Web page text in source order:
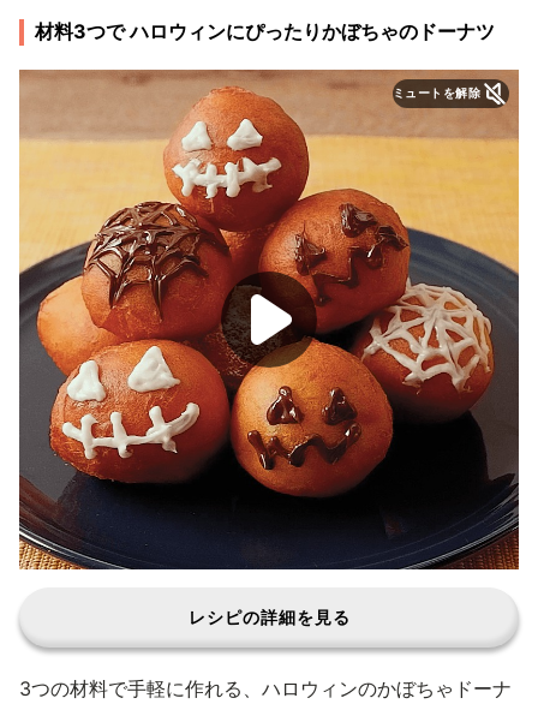
材料3つで ハロウィンにぴったりかぼちゃのドーナツ
ミュートを解除
レシピの詳細を見る
3つの材料で手軽に作れる、ハロウィンのかぼちゃドーナ